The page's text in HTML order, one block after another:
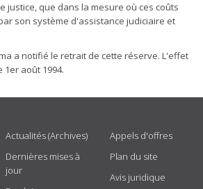
justice, que dans la mesure où ces coûts
son système d'assistance judiciaire et
a notifié le retrait de cette réserve. L'effet
1er août 1994.
Actualités (Archives)
Dernières mises à
jour
Appels d'offres
Plan du site
Avis juridique